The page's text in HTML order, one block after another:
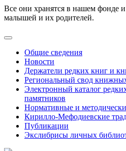
Все они хранятся в нашем фонде и
малышей и их родителей.
Общие сведения
Новости
Держатели редких книг и
Региональный свод
Электронный каталог
памятников
Нормативные и
Кирилло-Мефодиевские
Публикации
Экслибрисы личных